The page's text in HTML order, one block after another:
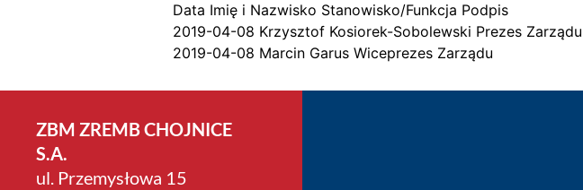
Data Imię i Nazwisko Stanowisko/Funkcja Podpis
2019-04-08 Krzysztof Kosiorek-Sobolewski Prezes Zarządu
2019-04-08 Marcin Garus Wiceprezes Zarządu
ZBM ZREMB CHOJNICE
S.A.
ul. Przemysłowa 15